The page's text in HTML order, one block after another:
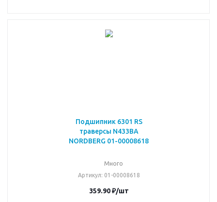
Подшипник 6301 RS
траверсы N433BA
NORDBERG 01-00008618
Много
Артикул: 01-00008618
359.90₽/шт